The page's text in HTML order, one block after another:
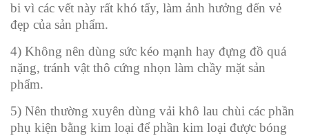
bi vì các vết này rất khó tẩy, làm ảnh hưởng đến vẻ
đẹp của sản phẩm.
4) Không nên dùng sức kéo mạnh hay đựng đồ quá
nặng, tránh vật thô cứng nhọn làm chầy mặt sản
phẩm.
5) Nên thường xuyên dùng vải khô lau chùi các phần
phụ kiện bằng kim loại để phần kim loại được bóng